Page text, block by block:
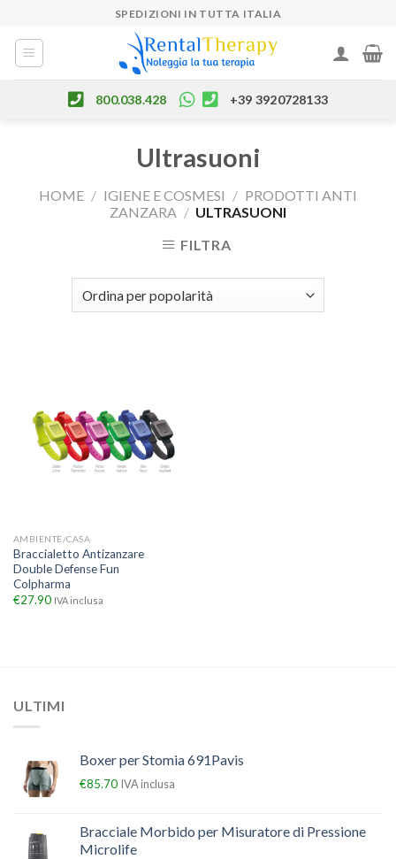
content
SPEDIZIONI IN TUTTA ITALIA
800.038.428 +39 3920728133
Ultrasuoni
HOME / IGIENE E COSMESI / PRODOTTI ANTI
ZANZARA / ULTRASUONI
FILTRA
AMBIENTE/CASA
Braccialetto Antizanzare
Double Defense Fun
Colpharma
€27.90 IVA inclusa
ULTIMI
Boxer per Stomia 691Pavis
€85.70 IVA inclusa
Bracciale Morbido per Misuratore di Pressione
Microlife